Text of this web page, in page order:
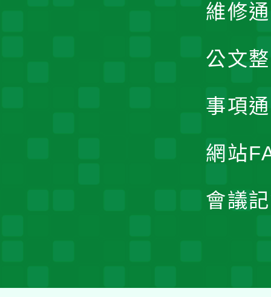
維修
公文
事項
網站
會議